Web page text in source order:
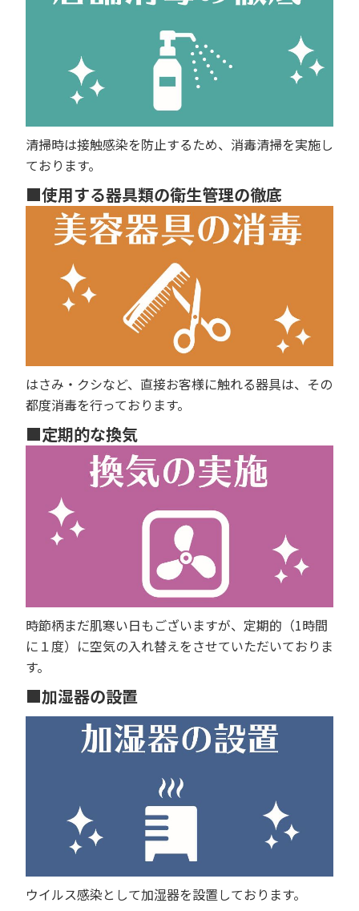
清掃時は接触感染を防止するため、消毒清掃を実施し
ております。
■使用する器具類の衛生管理の徹底
はさみ・クシなど、直接お客様に触れる器具は、その
都度消毒を行っております。
■定期的な換気
時節柄まだ肌寒い日もございますが、定期的（1時間
に１度）に空気の入れ替えをさせていただいておりま
す。
■加湿器の設置
ウイルス感染として加湿器を設置しております。